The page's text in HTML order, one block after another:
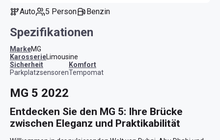
Auto 5 Person Benzin
Spezifikationen
MarkeMG
KarosserieLimousine
Sicherheit
Parkplatzsensoren
Komfort
Tempomat
MG 5 2022
Entdecken Sie den MG 5: Ihre Brücke
zwischen Eleganz und Praktikabilität